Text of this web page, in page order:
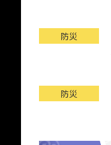
防災
防災